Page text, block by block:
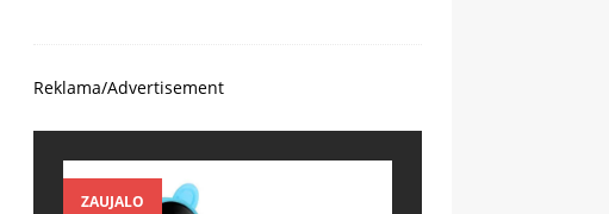
Reklama/Advertisement
ZAUJALO